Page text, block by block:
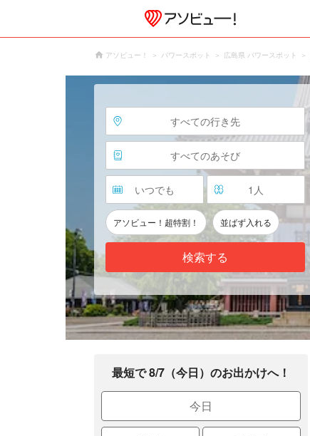
アソビュー！ パワースポット 広島県 パワースポット
すべての行き先
すべてのあそび
いつでも 1 人
アソビュー！超特割！ 並ばず入れる
検索する
最短で 8/7（今日）のお出かけへ！
今日